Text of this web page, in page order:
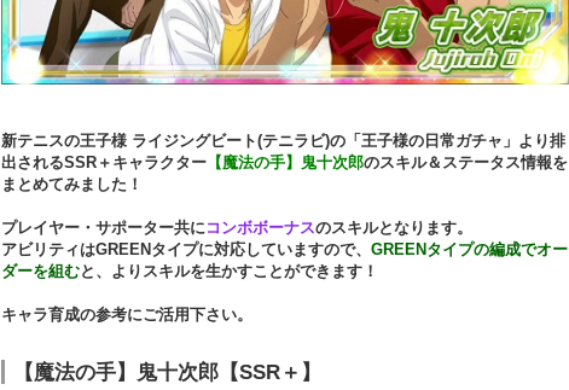
新テニスの王子様 ライジングビート(テニラビ)の「王子様の日常ガチャ」より排
出されるSSR＋キャラクター 【魔法の手】鬼十次郎のスキル＆ステータス情報を
まとめてみました！
プレイヤー・サポーター共にコンボボーナスのスキルとなります。
アビリティはGREENタイプに対応していますので、 GREENタイプの編成でオー
ダーを組むと、よりスキルを生かすことができます！
キャラ育成の参考にご活用下さい。
【魔法の手】鬼十次郎【SSR＋】